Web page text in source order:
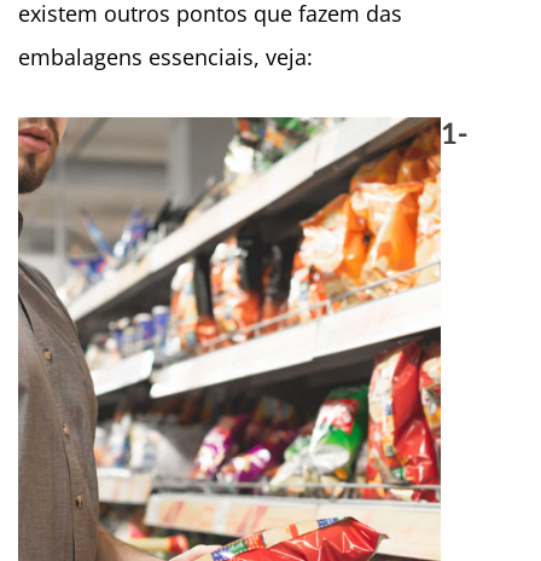
existem outros pontos que fazem das
embalagens essenciais, veja:
1-